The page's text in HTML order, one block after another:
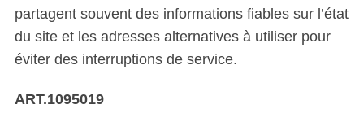
partagent souvent des informations fiables sur l’état
du site et les adresses alternatives à utiliser pour
éviter des interruptions de service.
ART.1095019